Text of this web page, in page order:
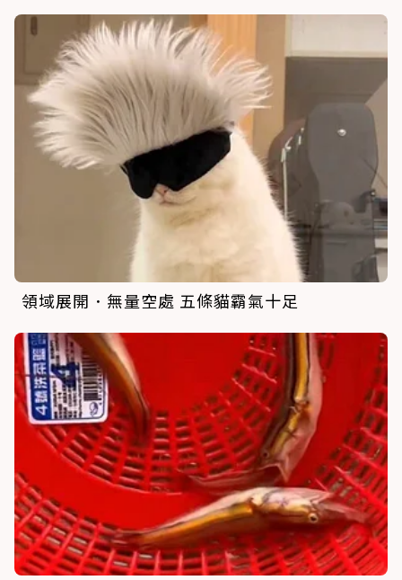
領域展開．無量空處 五條貓霸氣十足